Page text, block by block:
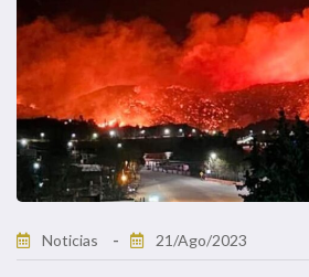
Noticias 21/Ago/2023